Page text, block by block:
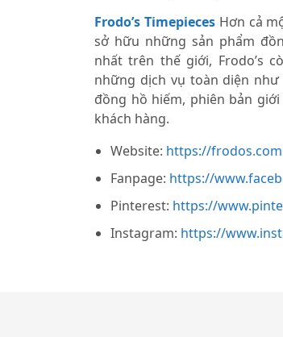
Frodo’s TimepiecesHơn cả
sở hữu những sản phẩm
nhất trên thế giới, Frodo’s
những dịch vụ toàn diện
đồng hồ hiếm, phiên bản
khách hàng.
Website: https://
Fanpage: https://
Pinterest: https://
Instagram: https://